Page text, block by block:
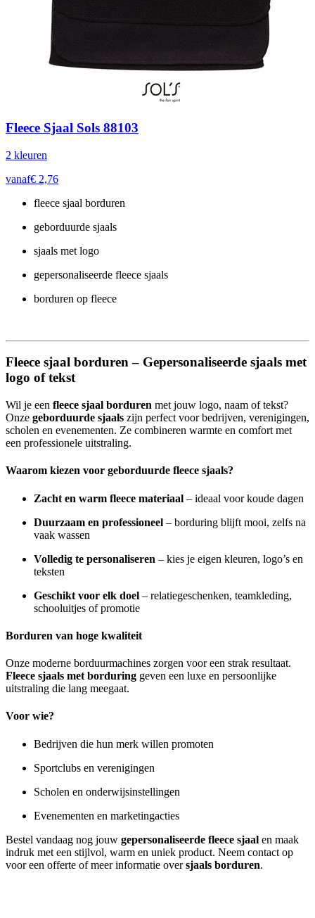
Fleece Sjaal Sols 88103
2 kleuren
vanaf€ 2,76
fleece sjaal borduren
geborduurde sjaals
sjaals met logo
gepersonaliseerde fleece sjaals
borduren op fleece
Fleece sjaal borduren – Gepersonaliseerde sjaals met
logo of tekst
Wil je een fleece sjaal borduren met jouw logo, naam of tekst?
Onze geborduurde sjaals zijn perfect voor bedrijven, verenigingen,
scholen en evenementen. Ze combineren warmte en comfort met
een professionele uitstraling.
Waarom kiezen voor geborduurde fleece sjaals?
Zacht en warm fleece materiaal – ideaal voor koude dagen
Duurzaam en professioneel – borduring blijft mooi, zelfs na
vaak wassen
Volledig te personaliseren – kies je eigen kleuren, logo’s en
teksten
Geschikt voor elk doel – relatiegeschenken, teamkleding,
schooluitjes of promotie
Borduren van hoge kwaliteit
Onze moderne borduurmachines zorgen voor een strak resultaat.
Fleece sjaals met borduring geven een luxe en persoonlijke
uitstraling die lang meegaat.
Voor wie?
Bedrijven die hun merk willen promoten
Sportclubs en verenigingen
Scholen en onderwijsinstellingen
Evenementen en marketingacties
Bestel vandaag nog jouw gepersonaliseerde fleece sjaal en maak
indruk met een stijlvol, warm en uniek product. Neem contact op
voor een offerte of meer informatie oversjaals borduren.